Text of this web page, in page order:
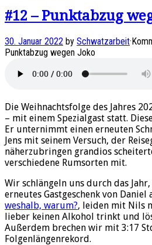
#12 – Punktabzug
30. Januar 2022 by Schwatzarbeit·
Punktabzug wegen Joko
Die Weihnachtsfolge des Jahres
– mit einem Spezialgast statt.
Er unternimmt einen erneuten
Jens mit seinem Versuch, der
näherzubringen grandios
verschiedene Rumsorten mit.
Wir schlängeln uns durch das
erneutes Gastgeschenk von Daniel
weshalb, warum?, leiden mit Nils
lieber keinen Alkohol trinkt und
Außerdem brechen wir mit 3:17
Folgenlängenrekord.